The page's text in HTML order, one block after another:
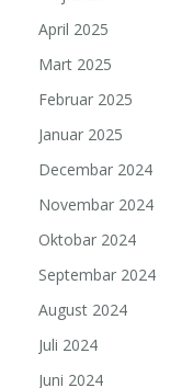
April 2025
Mart 2025
Februar 2025
Januar 2025
Decembar 2024
Novembar 2024
Oktobar 2024
Septembar 2024
August 2024
Juli 2024
Juni 2024